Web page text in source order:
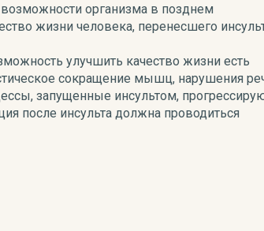
возможности организма в позднем
жизни человека, перенесшего
улучшить качество жизни есть
сокращение мышц, нарушения
запущенные инсультом,
после инсульта должна проводиться